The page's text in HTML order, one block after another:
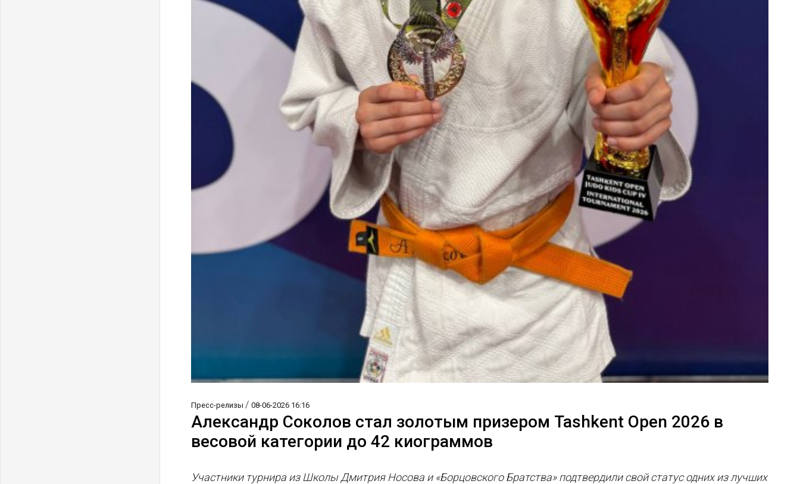
Пресс-релизы /08-06-2026 16:16
Александр Соколов стал золотым призером Tashkent Open 2026 в
весовой категории до 42 киограммов
Участники турнира из Школы Дмитрия Носова и «Борцовского Братства» подтвердили свой статус одних из лучших